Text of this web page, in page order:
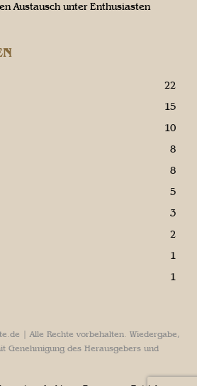
Austausch unter Enthusiasten
22
15
10
8
8
5
3
2
1
1
| Alle Rechte vorbehalten. Wiedergabe,
Genehmigung des Herausgebers und